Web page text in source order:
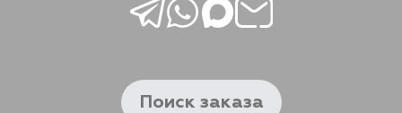
Поиск заказа